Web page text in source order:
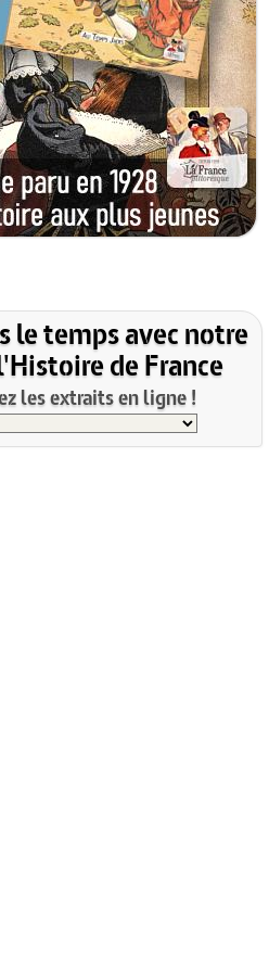
le temps avec notre
de France
les extraits en ligne !